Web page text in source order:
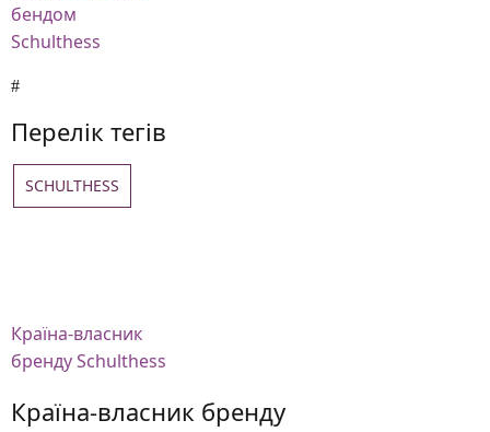
бендом
Schulthess
Перелік тегів
SCHULTHESS
Країна-власник
бренду Schulthess
Країна-власник бренду